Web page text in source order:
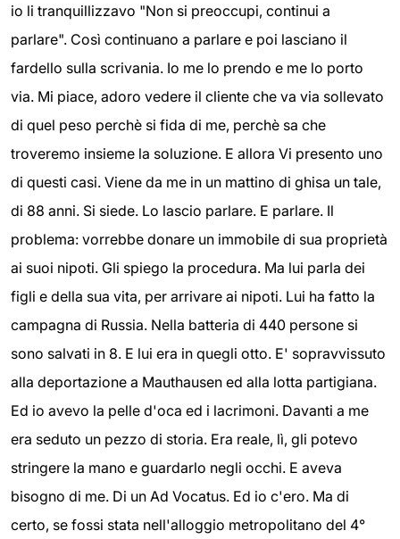
io li tranquillizzavo "Non si preoccupi, continui a
parlare". Così continuano a parlare e poi lasciano il
fardello sulla scrivania. Io me lo prendo e me lo porto
via. Mi piace, adoro vedere il cliente che va via sollevato
di quel peso perchè si fida di me, perchè sa che
troveremo insieme la soluzione. E allora Vi presento uno
di questi casi. Viene da me in un mattino di ghisa un tale,
di 88 anni. Si siede. Lo lascio parlare. E parlare. Il
problema: vorrebbe donare un immobile di sua proprietà
ai suoi nipoti. Gli spiego la procedura. Ma lui parla dei
figli e della sua vita, per arrivare ai nipoti. Lui ha fatto la
campagna di Russia. Nella batteria di 440 persone si
sono salvati in 8. E lui era in quegli otto. E' sopravvissuto
alla deportazione a Mauthausen ed alla lotta partigiana.
Ed io avevo la pelle d'oca ed i lacrimoni. Davanti a me
era seduto un pezzo di storia. Era reale, lì, gli potevo
stringere la mano e guardarlo negli occhi. E aveva
bisogno di me. Di un Ad Vocatus. Ed io c'ero. Ma di
certo, se fossi stata nell'alloggio metropolitano del 4°